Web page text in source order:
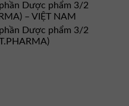
Dược phẩm 3/2
– VIỆT NAM
Dược phẩm 3/2